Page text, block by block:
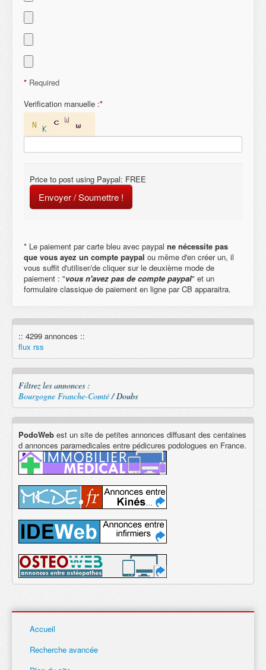
* Required
Verification manuelle :*
Price to post using Paypal: FREE
Envoyer / Soumettre !
* Le paiement par carte bleu avec paypal ne nécessite pas
que vous ayez un compte paypal ou même d'en créer un, il
vous suffit d'utiliser/de cliquer sur le deuxième mode de
paiement : "vous n'avez pas de compte paypal" et un
formulaire classique de paiement en ligne par CB apparaitra.
:: 4299 annonces ::
flux rss
Filtrez les annonces :
Bourgogne Franche-Comté/ Doubs
PodoWeb est un site de petites annonces diffusant des centaines
d annonces paramedicales entre pédicures podologues en France.
Accueil
Recherche avancée